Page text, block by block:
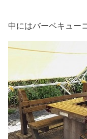
中にはバーベキュー